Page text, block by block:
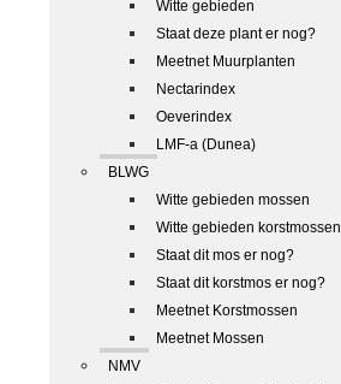
Witte gebieden
Staat deze plant er nog?
Meetnet Muurplanten
Nectarindex
Oeverindex
LMF-a (Dunea)
BLWG
Witte gebieden mossen
Witte gebieden korstmossen
Staat dit mos er nog?
Staat dit korstmos er nog?
Meetnet Korstmossen
Meetnet Mossen
NMV